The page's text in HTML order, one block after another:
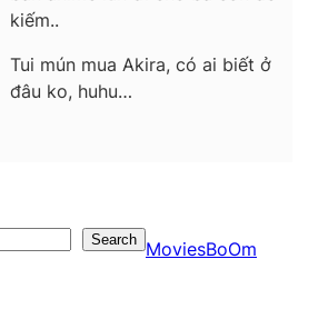
kiếm..
Tui mún mua Akira, có ai biết ở
đâu ko, huhu…
Search MoviesBoOm